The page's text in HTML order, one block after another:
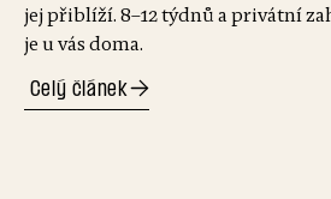
jej přiblíží. 8–12 týdnů a privátní
je u vás doma.
Celý článek